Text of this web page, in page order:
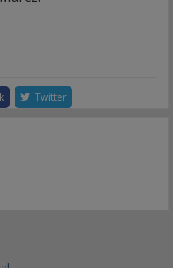
Twitter